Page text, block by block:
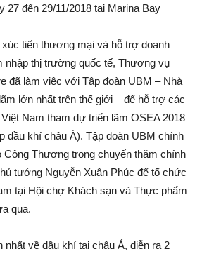
27 đến 29/11/2018 tại Marina Bay
tiến thương mại và hỗ trợ doanh
nhập thị trường quốc tế, Thương vụ
đã làm việc với Tập đoàn UBM – Nhà
lớn nhất trên thế giới – để hỗ trợ các
Nam tham dự triển lãm OSEA 2018
dầu khí châu Á). Tập đoàn UBM chính
Công Thương trong chuyến thăm chính
tướng Nguyễn Xuân Phúc để tổ chức
tại Hội chợ Khách sạn và Thực phẩm
qua.
nhất về dầu khí tại châu Á, diễn ra 2